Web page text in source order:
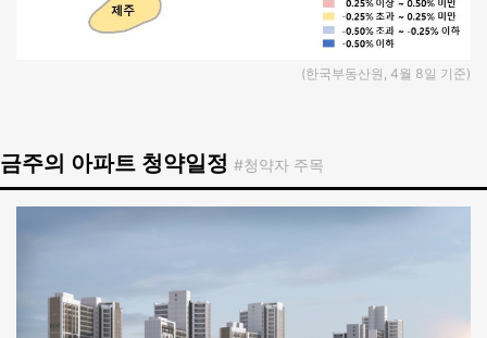
(한국부동산원, 4월 8일 기준)
금주의 아파트 청약일정 #청약자 주목